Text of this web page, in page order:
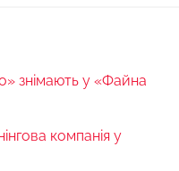
знімають у «Файна
компанія у